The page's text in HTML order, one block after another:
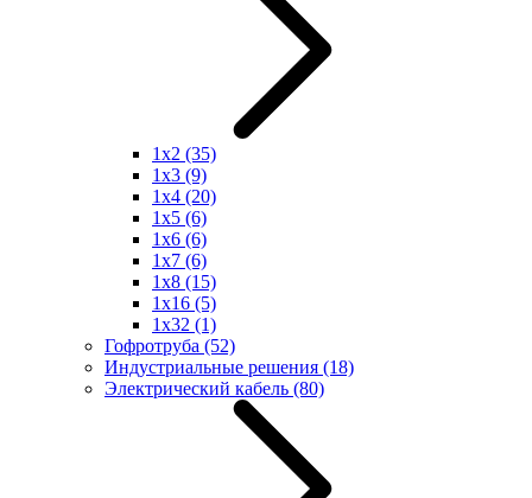
1x2 (35)
1x3 (9)
1x4 (20)
1x5 (6)
1x6 (6)
1x7 (6)
1x8 (15)
1x16 (5)
1x32 (1)
Гофротруба (52)
Индустриальные решения (18)
Электрический кабель (80)